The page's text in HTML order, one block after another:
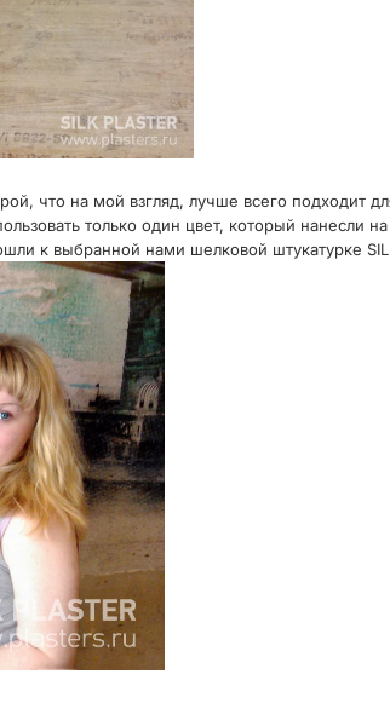
что на мой взгляд, лучше всего подходит
только один цвет, который нанесли
к выбранной нами шелковой штукатурке